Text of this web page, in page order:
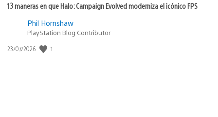
13 maneras en que Halo: Campaign Evolved moderniza el icónico FPS
Phil Hornshaw
PlayStation Blog Contributor
Fecha
23/07/2026 1